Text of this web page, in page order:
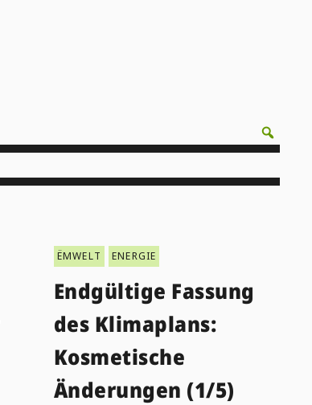
ËMWELT ENERGIE
Endgültige Fassung
des Klimaplans:
Kosmetische
Änderungen (1/5)